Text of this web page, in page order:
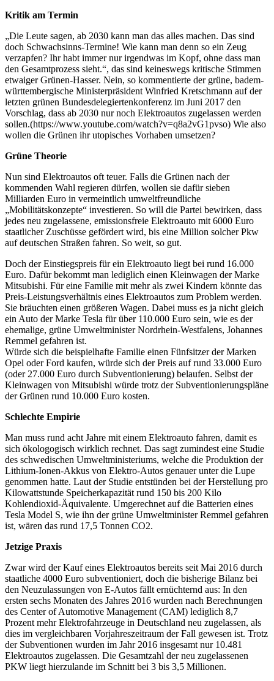
Kritik am Termin
„Die Leute sagen, ab 2030 kann man das alles machen. Das sind
doch Schwachsinns-Termine! Wie kann man denn so ein Zeug
verzapfen? Ihr habt immer nur irgendwas im Kopf, ohne dass man
den Gesamtprozess sieht.“, das sind keineswegs kritische Stimmen
etwaiger Grünen-Hasser. Nein, so kommentierte der grüne, badem-
württembergische Ministerpräsident Winfried Kretschmann auf der
letzten grünen Bundesdelegiertenkonferenz im Juni 2017 den
Vorschlag, dass ab 2030 nur noch Elektroautos zugelassen werden
sollen.(https://www.youtube.com/watch?v=q8a2vG1pvso) Wie also
wollen die Grünen ihr utopisches Vorhaben umsetzen?
Grüne Theorie
Nun sind Elektroautos oft teuer. Falls die Grünen nach der
kommenden Wahl regieren dürfen, wollen sie dafür sieben
Milliarden Euro in vermeintlich umweltfreundliche
„Mobilitätskonzepte“ investieren. So will die Partei bewirken, dass
jedes neu zugelassene, emissionsfreie Elektroauto mit 6000 Euro
staatlicher Zuschüsse gefördert wird, bis eine Million solcher Pkw
auf deutschen Straßen fahren. So weit, so gut.
Doch der Einstiegspreis für ein Elektroauto liegt bei rund 16.000
Euro. Dafür bekommt man lediglich einen Kleinwagen der Marke
Mitsubishi. Für eine Familie mit mehr als zwei Kindern könnte das
Preis-Leistungsverhältnis eines Elektroautos zum Problem werden.
Sie bräuchten einen größeren Wagen. Dabei muss es ja nicht gleich
ein Auto der Marke Tesla für über 110.000 Euro sein, wie es der
ehemalige, grüne Umweltminister Nordrhein-Westfalens, Johannes
Remmel gefahren ist.
Würde sich die beispielhafte Familie einen Fünfsitzer der Marken
Opel oder Ford kaufen, würde sich der Preis auf rund 33.000 Euro
(oder 27.000 Euro durch Subventionierung) belaufen. Selbst der
Kleinwagen von Mitsubishi würde trotz der Subventionierungspläne
der Grünen rund 10.000 Euro kosten.
Schlechte Empirie
Man muss rund acht Jahre mit einem Elektroauto fahren, damit es
sich ökologogisch wirklich rechnet. Das sagt zumindest eine Studie
des schwedischen Umweltministeriums, welche die Produktion der
Lithium-Ionen-Akkus von Elektro-Autos genauer unter die Lupe
genommen hatte. Laut der Studie entstünden bei der Herstellung pro
Kilowattstunde Speicherkapazität rund 150 bis 200 Kilo
Kohlendioxid-Äquivalente. Umgerechnet auf die Batterien eines
Tesla Model S, wie ihn der grüne Umweltminister Remmel gefahren
ist, wären das rund 17,5 Tonnen CO2.
Jetzige Praxis
Zwar wird der Kauf eines Elektroautos bereits seit Mai 2016 durch
staatliche 4000 Euro subventioniert, doch die bisherige Bilanz bei
den Neuzulassungen von E-Autos fällt ernüchternd aus: In den
ersten sechs Monaten des Jahres 2016 wurden nach Berechnungen
des Center of Automotive Management (CAM) lediglich 8,7
Prozent mehr Elektrofahrzeuge in Deutschland neu zugelassen, als
dies im vergleichbaren Vorjahreszeitraum der Fall gewesen ist. Trotz
der Subventionen wurden im Jahr 2016 insgesamt nur 10.481
Elektroautos zugelassen. Die Gesamtzahl der neu zugelassenen
PKW liegt hierzulande im Schnitt bei 3 bis 3,5 Millionen.